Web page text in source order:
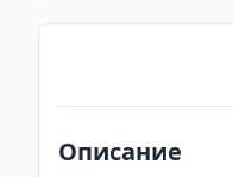
Описание